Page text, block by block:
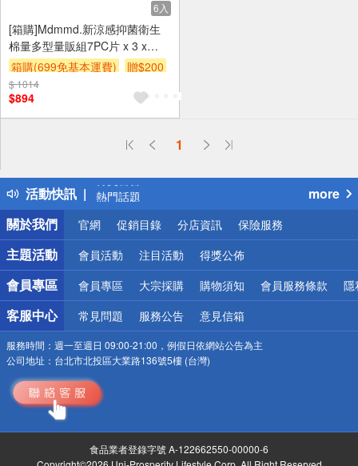
6入
[箱購]Mdmmd.新涼感抑菌衛生
棉量多型量販組7PC片 x 3 x
6PC包
箱購(699免基本運費) 贈$200
$ 1014
$894
1
活動快訊
偏遠地區配送
得獎公告
熱門話題
銀行優惠
偏遠地區配送
詐騙網頁！請小心！
more
關於我們
官網 促銷目錄 分店資訊 保險服務
主題活動 會員活動 注目活動 得獎公佈
會員專區 會員專區 大宗採購 購物須知 會員服務條款 隱
客服中心 常見問題 服務公告 意見信箱
服務時間： 週一至週日 09:00-21:00，例假日依網站公告為主
公司地址： 台北市北投區大業路136號5樓 (台灣)
食品業者登錄字號 A-122662550-00000-6